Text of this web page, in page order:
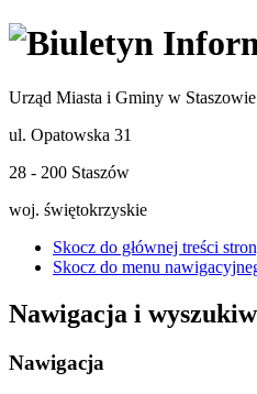
Urząd Miasta i Gminy w Staszowie
ul. Opatowska 31
28 - 200 Staszów
woj. świętokrzyskie
Skocz do głównej treści
Skocz do menu
Nawigacja i
Nawigacja